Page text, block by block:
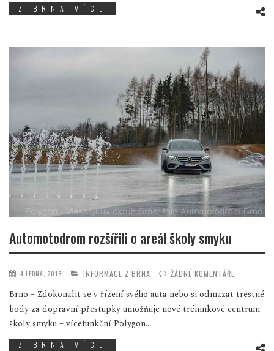
Z BRNA VÍCE
Automotodrom rozšířili o areál školy smyku
4 LEDNA, 2018 INFORMACE Z BRNA ŽÁDNÉ KOMENTÁŘE
Brno – Zdokonalit se v řízení svého auta nebo si odmazat trestné
body za dopravní přestupky umožňuje nové tréninkové centrum
školy smyku – vícefunkční Polygon....
Z BRNA VÍCE